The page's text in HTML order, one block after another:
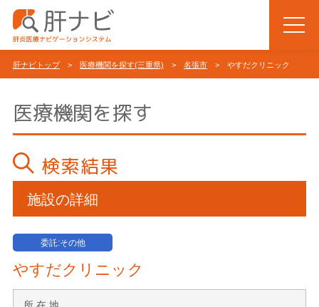
肝ナビトップ> 医療機関を探す(三重県) > 名張市 > やすだクリニック
医療機関を探す
検索結果
施設の詳細
委託:その他
やすだクリニック